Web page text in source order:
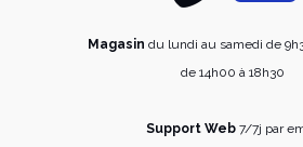
Magasin du lundi au samedi de
de 14h00 à 18h30
Support Web7/7j par